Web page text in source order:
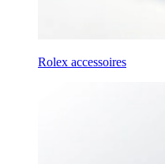
Rolex accessoires